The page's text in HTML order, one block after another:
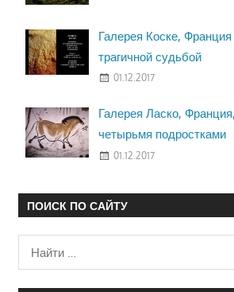
Галерея Коске,
трагичной судьбой
01.12.2017
Галерея Ласко,
четырьмя подростками
01.12.2017
ПОИСК ПО САЙТУ